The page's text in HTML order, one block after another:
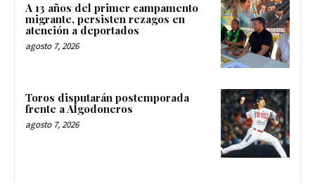
A 13 años del primer campamento
migrante, persisten rezagos en
atención a deportados
agosto 7, 2026
Toros disputarán postemporada
frente a Algodoneros
agosto 7, 2026